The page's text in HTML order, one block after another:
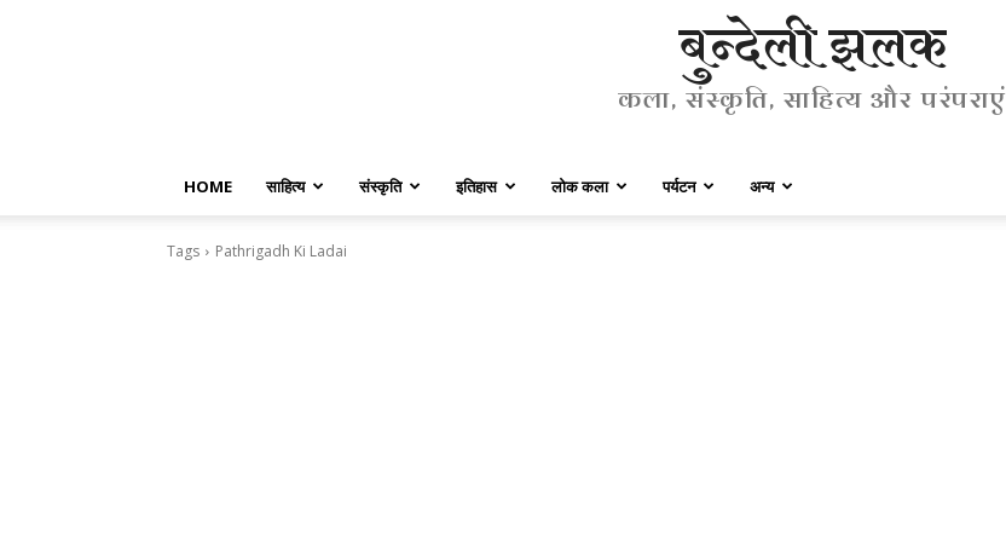
बुन्देली झलक
कला, संस्कृति, साहित्य और परंपराएं
HOME साहित्य संस्कृति इतिहास लोक कला पर्यटन अन्य
Tags Pathrigadh Ki Ladai